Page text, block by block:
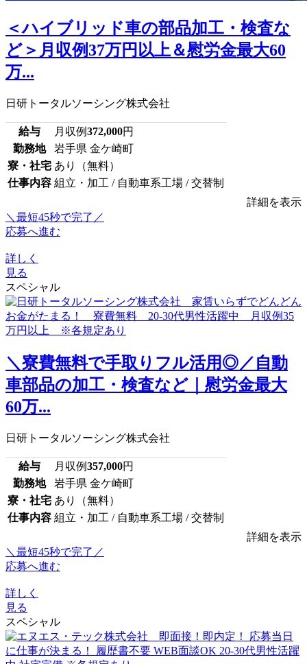
＜ハイブリッド車の部品加工・検査な
ど＞月収例37万円以上＆慰労金最大60
万...
日研トータルソーシング株式会社
給与 月収例372,000円
勤務地
岩手県 金ケ崎町
寮・社宅 あり（無料）
仕事内容 組立・加工 / 自動車系工場 / 交替制
詳細を表示
＼最短45秒で完了／
応募へ進む
詳しく
見る
スペシャル
＼寮費無料で手取りフル活用◎／自動
車部品の加工・検査など｜慰労金最大
60万...
日研トータルソーシング株式会社
給与 月収例357,000円
勤務地
岩手県 金ケ崎町
寮・社宅 あり（無料）
仕事内容 組立・加工 / 自動車系工場 / 交替制
詳細を表示
＼最短45秒で完了／
応募へ進む
詳しく
見る
スペシャル